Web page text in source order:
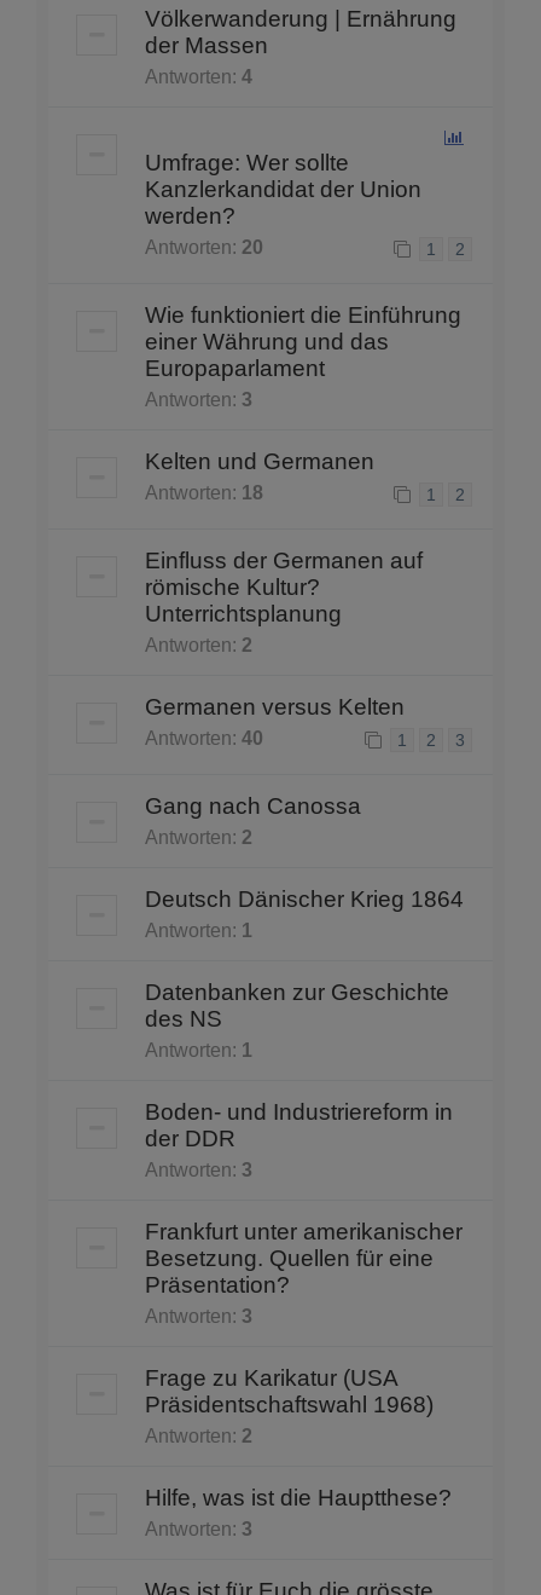
Völkerwanderung | Ernährung
der Massen
Antworten: 4
Umfrage: Wer sollte
Kanzlerkandidat der Union
werden?
Antworten: 20 1 2
Wie funktioniert die Einführung
einer Währung und das
Europaparlament
Antworten: 3
Kelten und Germanen
Antworten: 18 1 2
Einfluss der Germanen auf
römische Kultur?
Unterrichtsplanung
Antworten: 2
Germanen versus Kelten
Antworten: 40 1 2 3
Gang nach Canossa
Antworten: 2
Deutsch Dänischer Krieg 1864
Antworten: 1
Datenbanken zur Geschichte
des NS
Antworten: 1
Boden- und Industriereform in
der DDR
Antworten: 3
Frankfurt unter amerikanischer
Besetzung. Quellen für eine
Präsentation?
Antworten: 3
Frage zu Karikatur (USA
Präsidentschaftswahl 1968)
Antworten: 2
Hilfe, was ist die Hauptthese?
Antworten: 3